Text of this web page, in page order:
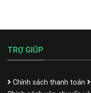
TRỢ GIÚP
Chính sách thanh toán